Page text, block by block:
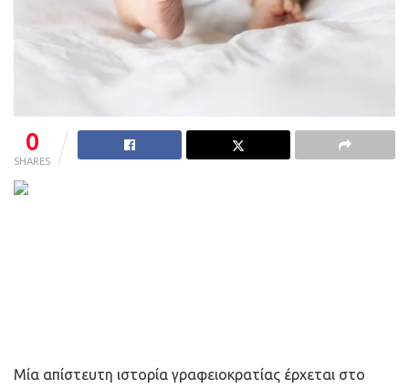
0
SHARES
Μία απίστευτη ιστορία γραφειοκρατίας έρχεται στο